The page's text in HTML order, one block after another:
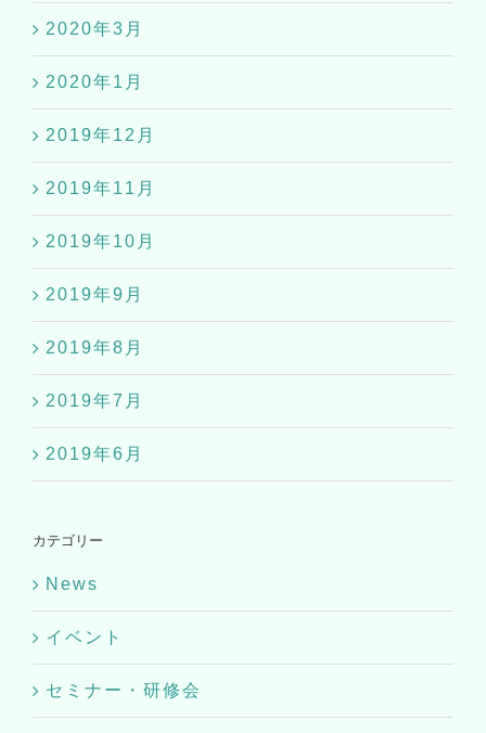
2020年3月
2020年1月
2019年12月
2019年11月
2019年10月
2019年9月
2019年8月
2019年7月
2019年6月
カテゴリー
News
イベント
セミナー・研修会